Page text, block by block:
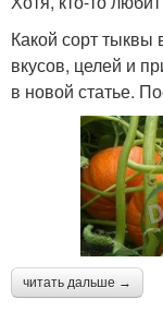
Какой сорт тыквы
вкусов, целей и
в новой статье.
читать дальше →